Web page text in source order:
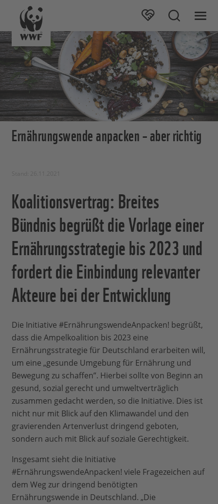
Ernährungswende anpacken – aber richtig
Koalitionsvertrag: Breites
Bündnis begrüßt die Vorlage einer
Ernährungsstrategie bis 2023 und
fordert die Einbindung relevanter
Akteure bei der Entwicklung
Die Initiative #ErnährungswendeAnpacken! begrüßt,
dass die Ampelkoalition bis 2023 eine
Ernährungsstrategie für Deutschland erarbeiten will,
um eine „gesunde Umgebung für Ernährung und
Bewegung zu schaffen”. Hierbei sollte von Beginn an
gesund, sozial gerecht und umweltverträglich
zusammen gedacht werden, so die Initiative. Dies ist
nicht nur mit Blick auf den Klimawandel und den
gravierenden Artenverlust dringend geboten,
sondern auch mit Blick auf soziale Gerechtigkeit.
Insgesamt sieht die Initiative
#ErnährungswendeAnpacken! viele Fragezeichen auf
dem Weg zur dringend benötigten
Ernährungswende in Deutschland. „Die